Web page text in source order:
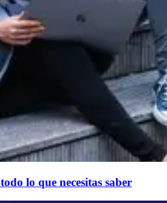
lo que necesitas saber